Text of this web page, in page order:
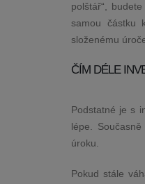
polštář“,
samou částku
složenému
ČÍM DÉLE
Podstatné je s
lépe.
úroku.
Pokud stále